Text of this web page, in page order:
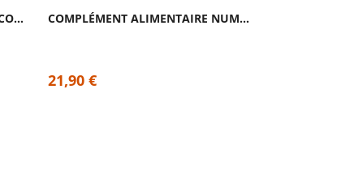
COMPLÉMENT ALIMENTAIRE NUCOLLAGEN |NUTRITING COMPLÉMENT ALIMENTAIRE NUMOVE | NUTRITING
21,90 €